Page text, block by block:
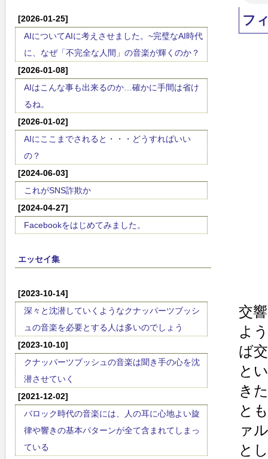
[2026-01-25]
AIについてAIに考えさせました。~完璧なAI時代
に、なぜ「不完全な人間」の音楽が輝くのか？
[2026-01-08]
AIはこんな事も出来るのか…確かに手間は省け
るね。
[2026-01-02]
AIにここまでされると・・・どうすればいい
の？
[2024-06-03]
これがSNS詐欺か
[2024-04-27]
Facebookをはじめてみました。
エッセイ集
[2023-10-14]
深々と沈潜していくようなクナッパーツブッシ
ュの音楽を必要とする人は多いのでしょう
[2023-10-10]
クナッパーツブッシュの音楽は聞き手の心を沈
潜させていく
[2021-12-02]
バロック時代の音楽には、人の耳に心地よい旋
律や響きの基本パターンが全て含まれてしまっ
ている
フ
交
よ
ば
と
き
と
ァ
と